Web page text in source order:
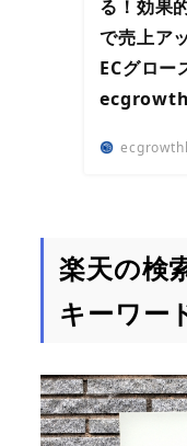
る！効果
で売上ア
ECグロー
楽天の検
キーワー